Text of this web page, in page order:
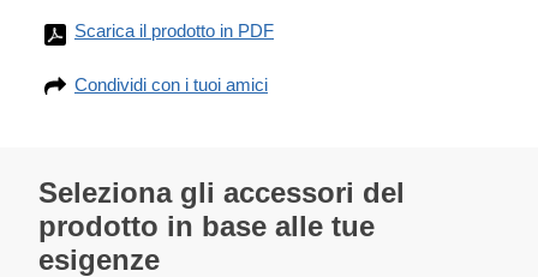
Scarica il prodotto in PDF
Condividi con i tuoi amici
Seleziona gli accessori del
prodotto in base alle tue
esigenze